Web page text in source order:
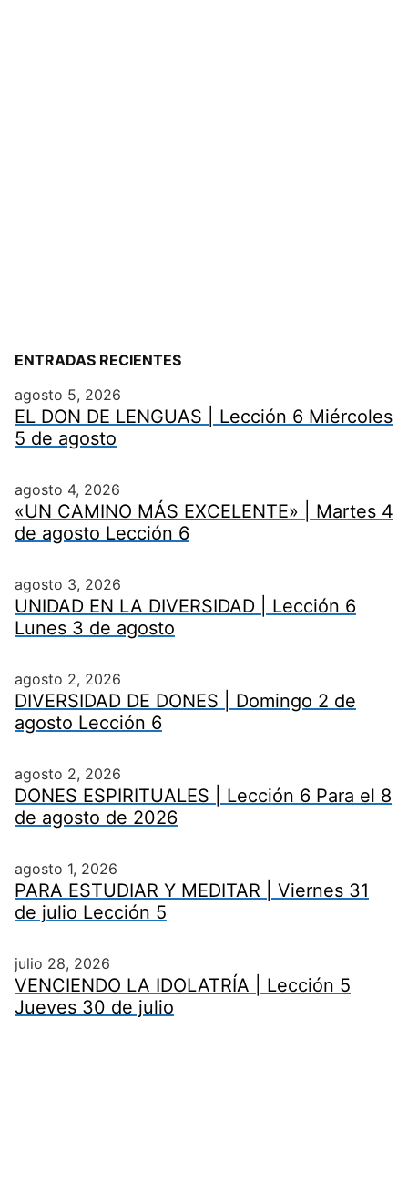
ENTRADAS RECIENTES
agosto 5, 2026
EL DON DE LENGUAS | Lección 6 Miércoles
5 de agosto
agosto 4, 2026
«UN CAMINO MÁS EXCELENTE» | Martes 4
de agosto Lección 6
agosto 3, 2026
UNIDAD EN LA DIVERSIDAD | Lección 6
Lunes 3 de agosto
agosto 2, 2026
DIVERSIDAD DE DONES | Domingo 2 de
agosto Lección 6
agosto 2, 2026
DONES ESPIRITUALES | Lección 6 Para el 8
de agosto de 2026
agosto 1, 2026
PARA ESTUDIAR Y MEDITAR | Viernes 31
de julio Lección 5
julio 28, 2026
VENCIENDO LA IDOLATRÍA | Lección 5
Jueves 30 de julio